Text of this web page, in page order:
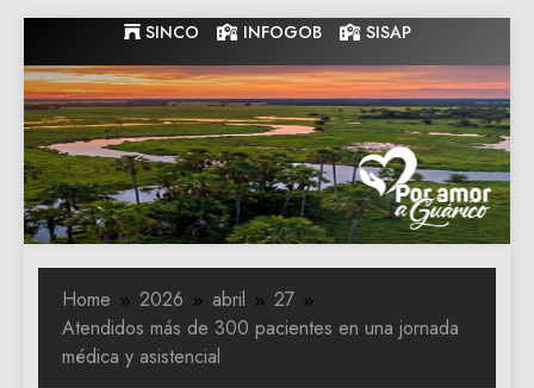
to
content
SINCO INFOGOB SISAP
Gobernacion
de Guarico
Gobernacion de Guarico
Home 2026 abril
27
Atendidos más de 300 pacientes en una jornada
médica y asistencial